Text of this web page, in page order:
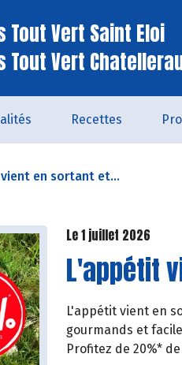
Tout Vert Saint Eloi
Tout Vert
Recettes
en sortant et...
Le 1 juillet 2026
L'appétit
L'appétit vient en
gourmands et
Profitez de 20%*